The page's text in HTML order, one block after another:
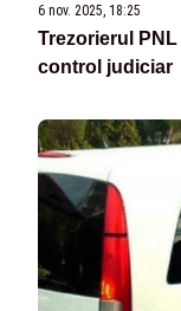
6 nov. 2025, 18:25
Trezorierul
control judiciar